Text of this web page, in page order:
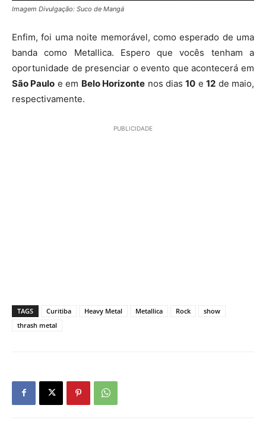
Imagem Divulgação: Suco de Mangá
Enfim, foi uma noite memorável, como esperado de uma
banda como Metallica. Espero que vocês tenham a
oportunidade de presenciar o evento que acontecerá em
São Paulo e em Belo Horizonte nos dias10 e12 de maio,
respectivamente.
PUBLICIDADE
TAGS Curitiba Heavy Metal Metallica Rock
show
thrash metal